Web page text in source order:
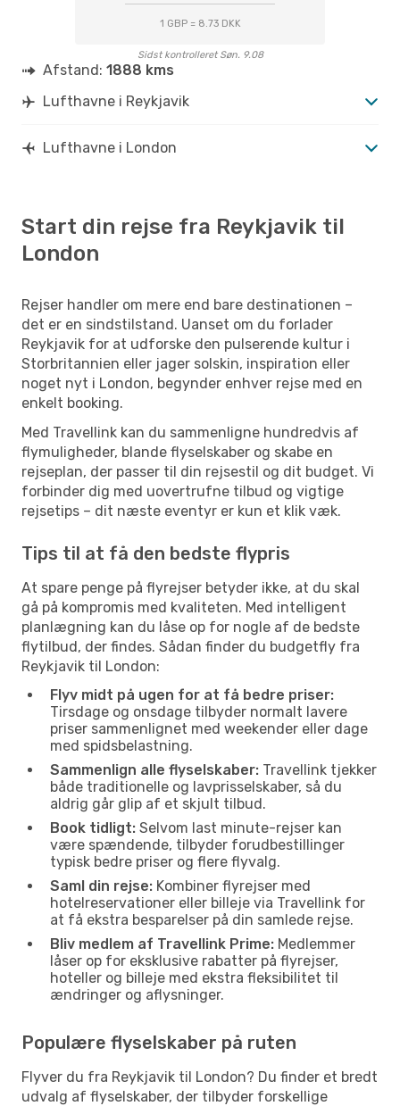
1 GBP = 8.73 DKK
Sidst kontrolleret Søn. 9.08
Afstand: 1888 kms
Lufthavne i Reykjavik
Lufthavne i London
Start din rejse fra Reykjavik til
London
Rejser handler om mere end bare destinationen –
det er en sindstilstand. Uanset om du forlader
Reykjavik for at udforske den pulserende kultur i
Storbritannien eller jager solskin, inspiration eller
noget nyt i London, begynder enhver rejse med en
enkelt booking.
Med Travellink kan du sammenligne hundredvis af
flymuligheder, blande flyselskaber og skabe en
rejseplan, der passer til din rejsestil og dit budget. Vi
forbinder dig med uovertrufne tilbud og vigtige
rejsetips – dit næste eventyr er kun et klik væk.
Tips til at få den bedste flypris
At spare penge på flyrejser betyder ikke, at du skal
gå på kompromis med kvaliteten. Med intelligent
planlægning kan du låse op for nogle af de bedste
flytilbud, der findes. Sådan finder du budgetfly fra
Reykjavik til London:
Flyv midt på ugen for at få bedre priser:
Tirsdage og onsdage tilbyder normalt lavere
priser sammenlignet med weekender eller dage
med spidsbelastning.
Sammenlign alle flyselskaber: Travellink tjekker
både traditionelle og lavprisselskaber, så du
aldrig går glip af et skjult tilbud.
Book tidligt: Selvom last minute-rejser kan
være spændende, tilbyder forudbestillinger
typisk bedre priser og flere flyvalg.
Saml din rejse: Kombiner flyrejser med
hotelreservationer eller billeje via Travellink for
at få ekstra besparelser på din samlede rejse.
Bliv medlem af Travellink Prime: Medlemmer
låser op for eksklusive rabatter på flyrejser,
hoteller og billeje med ekstra fleksibilitet til
ændringer og aflysninger.
Populære flyselskaber på ruten
Flyver du fra Reykjavik til London? Du finder et bredt
udvalg af flyselskaber, der tilbyder forskellige